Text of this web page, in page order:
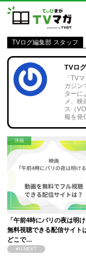
TVログ編集部 スタッフ
TVロ
「TV
ガジン
ターに
メ、映
ス（
報を発
洋画
「午前4時にパリの夜は明け
無料視聴できる配信サイト
どこで…
#U-NEXT